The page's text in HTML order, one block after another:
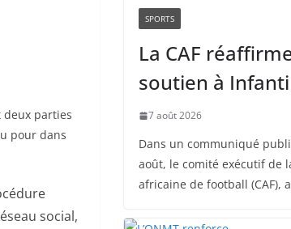
deux parties
pour dans
social,
SPORTS
La CAF
soutien à
7 août 2026
Dans un communiqué
août, le comité exécutif de
africaine de football (CAF),